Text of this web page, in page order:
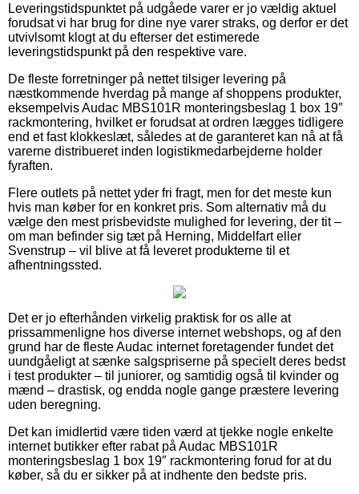
Leveringstidspunktet på udgåede varer er jo vældig aktuel
forudsat vi har brug for dine nye varer straks, og derfor er det
utvivlsomt klogt at du efterser det estimerede
leveringstidspunkt på den respektive vare.
De fleste forretninger på nettet tilsiger levering på
næstkommende hverdag på mange af shoppens produkter,
eksempelvis Audac MBS101R monteringsbeslag 1 box 19″
rackmontering, hvilket er forudsat at ordren lægges tidligere
end et fast klokkeslæt, således at de garanteret kan nå at få
varerne distribueret inden logistikmedarbejderne holder
fyraften.
Flere outlets på nettet yder fri fragt, men for det meste kun
hvis man køber for en konkret pris. Som alternativ må du
vælge den mest prisbevidste mulighed for levering, der tit –
om man befinder sig tæt på Herning, Middelfart eller
Svenstrup – vil blive at få leveret produkterne til et
afhentningssted.
Det er jo efterhånden virkelig praktisk for os alle at
prissammenligne hos diverse internet webshops, og af den
grund har de fleste Audac internet foretagender fundet det
uundgåeligt at sænke salgspriserne på specielt deres bedst
i test produkter – til juniorer, og samtidig også til kvinder og
mænd – drastisk, og endda nogle gange præstere levering
uden beregning.
Det kan imidlertid være tiden værd at tjekke nogle enkelte
internet butikker efter rabat på Audac MBS101R
monteringsbeslag 1 box 19″ rackmontering forud for at du
køber, så du er sikker på at indhente den bedste pris.